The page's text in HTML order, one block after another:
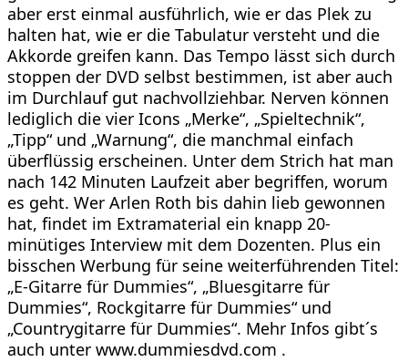
aber erst einmal ausführlich, wie er das Plek zu
halten hat, wie er die Tabulatur versteht und die
Akkorde greifen kann. Das Tempo lässt sich durch
stoppen der DVD selbst bestimmen, ist aber auch
im Durchlauf gut nachvollziehbar. Nerven können
lediglich die vier Icons „Merke“, „Spieltechnik“,
„Tipp“ und „Warnung“, die manchmal einfach
überflüssig erscheinen. Unter dem Strich hat man
nach 142 Minuten Laufzeit aber begriffen, worum
es geht. Wer Arlen Roth bis dahin lieb gewonnen
hat, findet im Extramaterial ein knapp 20-
minütiges Interview mit dem Dozenten. Plus ein
bisschen Werbung für seine weiterführenden Titel:
„E-Gitarre für Dummies“, „Bluesgitarre für
Dummies“, Rockgitarre für Dummies“ und
„Countrygitarre für Dummies“. Mehr Infos gibt´s
auch unter www.dummiesdvd.com .